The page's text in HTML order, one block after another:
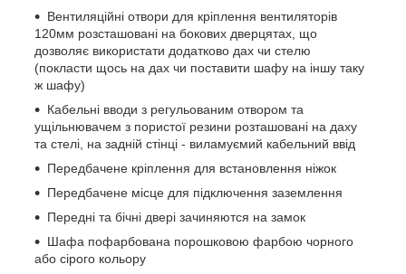
Вентиляційні отвори для кріплення вентиляторів
120мм розсташовані на бокових дверцятах, що
дозволяє використати додатково дах чи стелю
(покласти щось на дах чи поставити шафу на іншу таку
ж шафу)
Кабельні вводи з регульованим отвором та
ущільнювачем з пористої резини розташовані на даху
та стелі, на задній стінці - виламуємий кабельний ввід
Передбачене кріплення для встановлення ніжок
Передбачене місце для підключення заземлення
Передні та бічні двері зачиняются на замок
Шафа пофарбована порошковою фарбою чорного
або сірого кольору